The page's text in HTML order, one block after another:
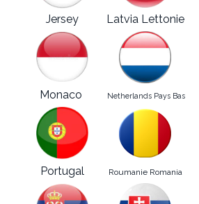
Jersey Latvia Lettonie
Monaco Netherlands Pays Bas
Portugal Roumanie Romania